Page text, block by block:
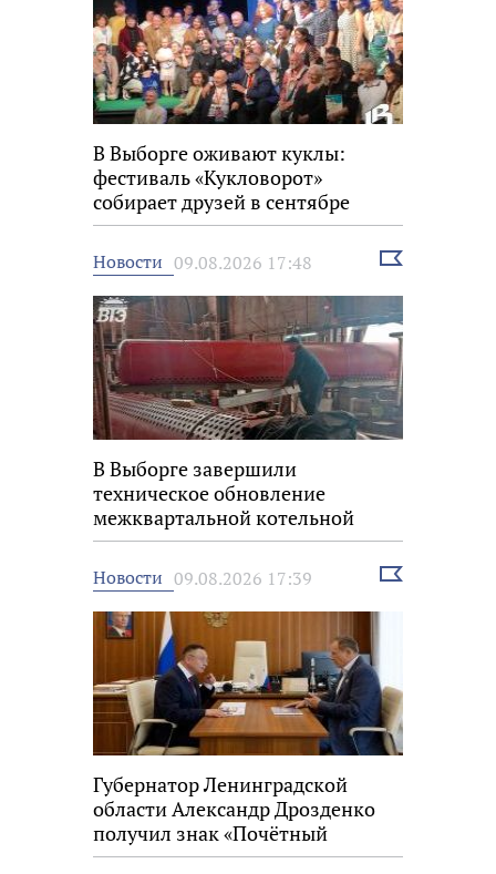
В Выборге оживают куклы:
фестиваль «Кукловорот»
собирает друзей в сентябре
Новости 09.08.2026 17:48
Выбрать
В Выборге завершили
техническое обновление
межквартальной котельной
Новости 09.08.2026 17:39
Выбрать
Губернатор Ленинградской
области Александр Дрозденко
получил знак «Почётный
строитель России»